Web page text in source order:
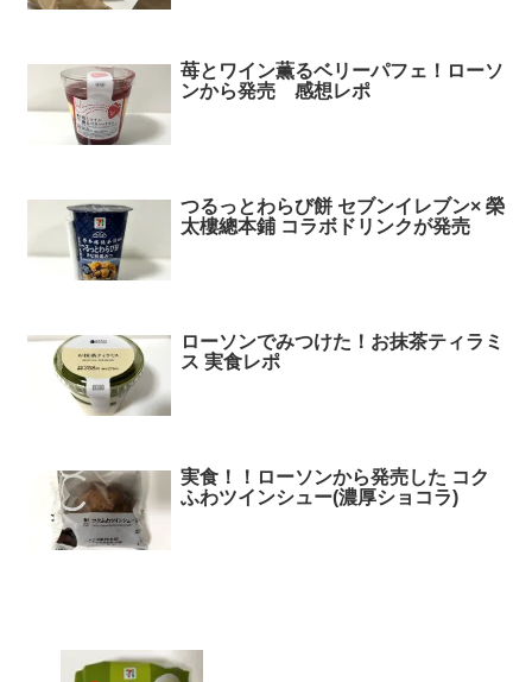
苺とワイン薫るベリーパフェ！ローソ
ンから発売 感想レポ
つるっとわらび餅 セブンイレブン× 榮
太樓總本鋪 コラボドリンクが発売
ローソンでみつけた！お抹茶ティラミ
ス 実食レポ
実食！！ローソンから発売した コク
ふわツインシュー(濃厚ショコラ)